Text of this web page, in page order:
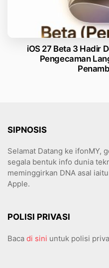
iOS 27 Beta 3 Hadir
Pengecaman
SIPNOSIS
Selamat Datang ke ifonMY,
segala bentuk info dunia
meminggirkan DNA asal
Apple.
POLISI PRIVASI
Baca di sini untuk polisi